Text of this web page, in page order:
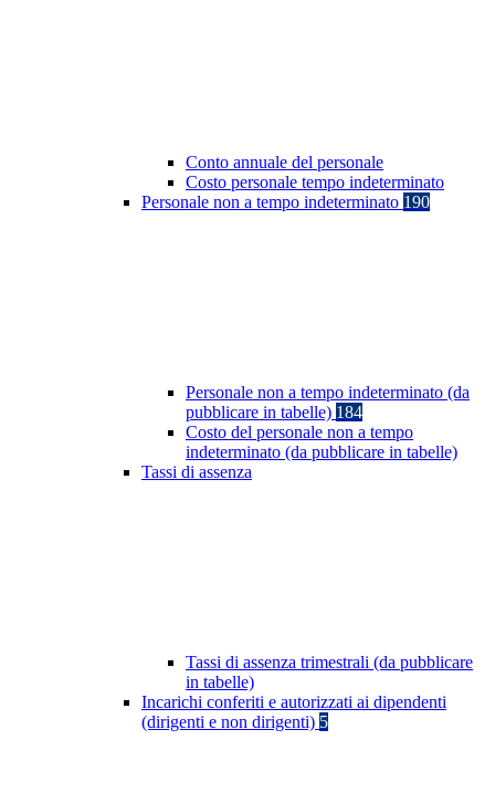
Conto annuale del personale
Costo personale tempo indeterminato
Personale non a tempo indeterminato 190
Personale non a tempo indeterminato (da
pubblicare in tabelle) 184
Costo del personale non a tempo
indeterminato (da pubblicare in tabelle)
Tassi di assenza
Tassi di assenza trimestrali (da pubblicare
in tabelle)
Incarichi conferiti e autorizzati ai dipendenti
(dirigenti e non dirigenti) 5